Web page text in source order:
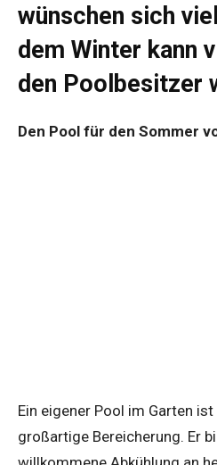
wünschen sich
dem Winter kann
den Poolbesitzer
Den Pool für den Sommer
Ein eigener Pool im Garten
großartige Bereicherung. Er